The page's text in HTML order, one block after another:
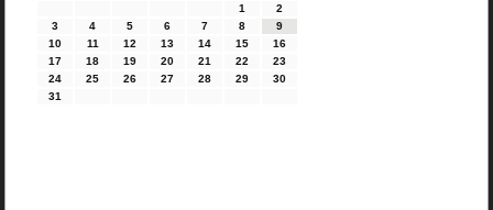
1
2
3
4 5 6 7 8
9
10
11 12 13 14 15
16
17
18 19 20 21 22
23
24
25 26 27 28 29
30
31